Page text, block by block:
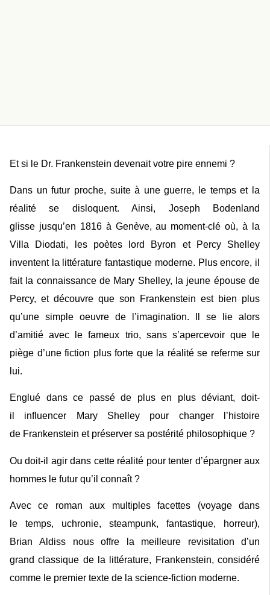
Et si le Dr. Frankenstein devenait votre pire ennemi ?
Dans un futur proche, suite à une guerre, le temps et la
réalité se disloquent. Ainsi, Joseph Bodenland
glisse jusqu’en 1816 à Genève, au moment-clé où, à la
Villa Diodati, les poètes lord Byron et Percy Shelley
inventent la littérature fantastique moderne. Plus encore, il
fait la connaissance de Mary Shelley, la jeune épouse de
Percy, et découvre que son Frankenstein est bien plus
qu’une simple oeuvre de l’imagination. Il se lie alors
d’amitié avec le fameux trio, sans s’apercevoir que le
piège d’une fiction plus forte que la réalité se referme sur
lui.
Englué dans ce passé de plus en plus déviant, doit-
il influencer Mary Shelley pour changer l’histoire
de Frankenstein et préserver sa postérité philosophique ?
Ou doit-il agir dans cette réalité pour tenter d’épargner aux
hommes le futur qu’il connaît ?
Avec ce roman aux multiples facettes (voyage dans
le temps, uchronie, steampunk, fantastique, horreur),
Brian Aldiss nous offre la meilleure revisitation d’un
grand classique de la littérature, Frankenstein, considéré
comme le premier texte de la science-fiction moderne.